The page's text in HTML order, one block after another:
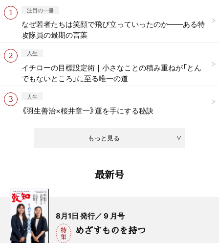
もっと見る
注目の一冊
なぜ若者たちは笑顔で飛び立っていったのか——ある特
攻隊員の最期の言葉
人生
イチローの目標設定術｜小さなことの積み重ねが「とん
でもないところ」に至る唯一の道
人生
《羽生善治×桜井章一》運を手にする秘訣
最新号
8月1日 発行／ 9 月号
めざすものを持つ